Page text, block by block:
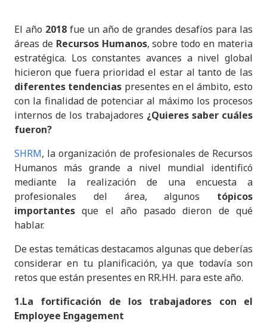
El año 2018 fue un año de grandes desafíos para las
áreas de Recursos Humanos, sobre todo en materia
estratégica. Los constantes avances a nivel global
hicieron que fuera prioridad el estar al tanto de las
diferentes tendencias presentes en el ámbito, esto
con la finalidad de potenciar al máximo los procesos
internos de los trabajadores ¿Quieres saber cuáles
fueron?
SHRM, la organización de profesionales de Recursos
Humanos más grande a nivel mundial identificó
mediante la realización de una encuesta a
profesionales del área, algunos tópicos
importantesque el año pasado dieron de qué
hablar.
De estas temáticas destacamos algunas que deberías
considerar en tu planificación, ya que todavía son
retos que están presentes en RR.HH. para este año.
1.La fortificación de los trabajadores con el
Employee Engagement